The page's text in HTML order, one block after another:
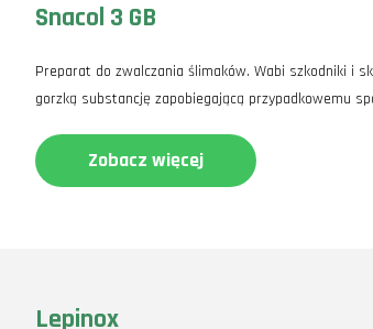
Snacol 3 GB
Preparat do zwalczania ślimaków. Wabi szkodniki i
gorzką substancję zapobiegającą przypadkowemu
Zobacz więcej
Lepinox